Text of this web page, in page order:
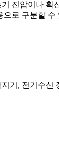
진압이나 확
으로 구분할 수
기, 전기수신